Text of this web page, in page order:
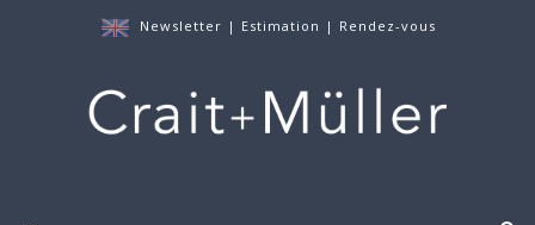
Newsletter | Estimation | Rendez-vous